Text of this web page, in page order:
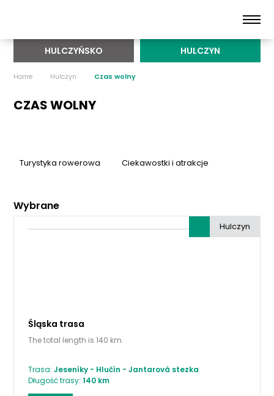
HULCZYŃSKO HULCZYN
Home Hulczyn Czas wolny
CZAS WOLNY
Turystyka rowerowa Ciekawostki i atrakcje
Wybrane
Hulczyn
Śląska trasa
The total length is 140 km.
Trasa: Jeseníky - Hlučín - Jantarová stezka
Długość trasy: 140 km